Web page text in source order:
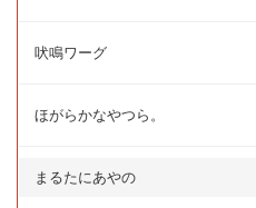
吠鳴ワーグ
ほがらかなやつら。
まるたにあやの